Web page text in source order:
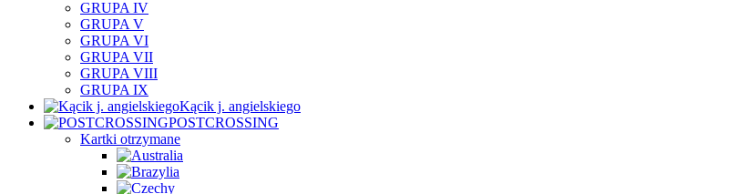
GRUPA IV
GRUPA V
GRUPA VI
GRUPA VII
GRUPA VIII
GRUPA IX
Kącik j. angielskiego
POSTCROSSING
Kartki otrzymane